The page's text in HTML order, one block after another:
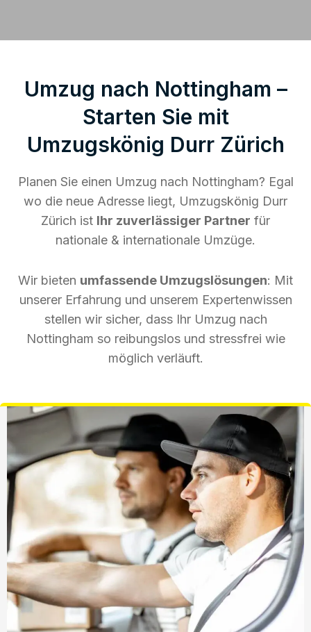
Umzug nach Nottingham –
Starten Sie mit
Umzugskönig Durr Zürich
Planen Sie einen Umzug nach Nottingham? Egal
wo die neue Adresse liegt, Umzugskönig Durr
Zürich ist Ihr zuverlässiger Partner für
nationale & internationale Umzüge.
Wir bieten umfassende Umzugslösungen: Mit
unserer Erfahrung und unserem Expertenwissen
stellen wir sicher, dass Ihr Umzug nach
Nottingham so reibungslos und stressfrei wie
möglich verläuft.